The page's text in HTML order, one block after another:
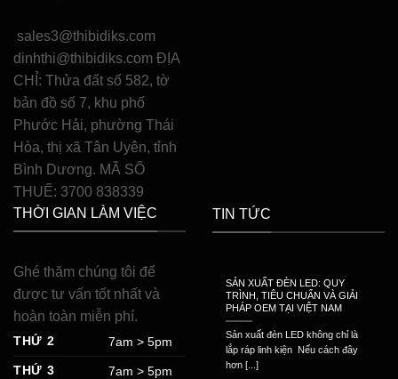
sales3@thibidiks.com
dinhthi@thibidiks.com ĐỊA
CHỈ: Thửa đất số 582, tờ
bản đồ số 7, khu phố
Phước Hải, phường Thái
Hòa, thị xã Tân Uyên, tỉnh
Bình Dương. MÃ SỐ
THUẾ: 3700 838339
THỜI GIAN LÀM VIỆC
Ghé thăm chúng tôi để
được tư vấn tốt nhất và
hoàn toàn miễn phí.
THỨ 2
7am > 5pm
THỨ 3
7am > 5pm
TIN TỨC
SẢN XUẤT ĐÈN LED: QUY
TRÌNH, TIÊU CHUẨN VÀ GIẢI
PHÁP OEM TẠI VIỆT NAM
Sản xuất đèn LED không chỉ là
lắp ráp linh kiện Nếu cách đây
hơn [...]